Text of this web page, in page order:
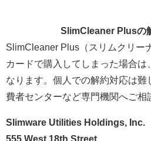
SlimCleaner Plusの
SlimCleaner Plus（スリムクリー
カードで購入してしまった場合は
なります。個人での解約対応は難
費者センターなど専門機関へご相
Slimware Utilities Holdings, Inc.
555 West 18th Street